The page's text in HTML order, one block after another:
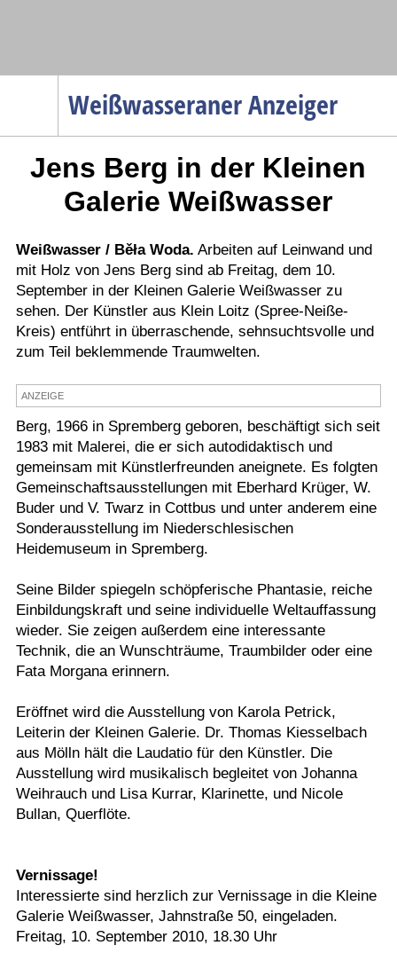
Weißwasseraner Anzeiger
Menüpunkte
Politik
Gesellschaft
Wirtschaft
Service
Verkehr
Gesundheit
Sport
Termine
Kostenlos
Jens Berg in der Kleinen
Galerie Weißwasser
Weißwasser / Běła Woda. Arbeiten auf Leinwand und
mit Holz von Jens Berg sind ab Freitag, dem 10.
September in der Kleinen Galerie Weißwasser zu
sehen. Der Künstler aus Klein Loitz (Spree-Neiße-
Kreis) entführt in überraschende, sehnsuchtsvolle und
zum Teil beklemmende Traumwelten.
ANZEIGE
Berg, 1966 in Spremberg geboren, beschäftigt sich seit
1983 mit Malerei, die er sich autodidaktisch und
gemeinsam mit Künstlerfreunden aneignete. Es folgten
Gemeinschaftsausstellungen mit Eberhard Krüger, W.
Buder und V. Twarz in Cottbus und unter anderem eine
Sonderausstellung im Niederschlesischen
Heidemuseum in Spremberg.
Seine Bilder spiegeln schöpferische Phantasie, reiche
Einbildungskraft und seine individuelle Weltauffassung
wieder. Sie zeigen außerdem eine interessante
Technik, die an Wunschträume, Traumbilder oder eine
Fata Morgana erinnern.
Eröffnet wird die Ausstellung von Karola Petrick,
Leiterin der Kleinen Galerie. Dr. Thomas Kiesselbach
aus Mölln hält die Laudatio für den Künstler. Die
Ausstellung wird musikalisch begleitet von Johanna
Weihrauch und Lisa Kurrar, Klarinette, und Nicole
Bullan, Querflöte.
Vernissage!
Interessierte sind herzlich zur Vernissage in die Kleine
Galerie Weißwasser, Jahnstraße 50, eingeladen.
Freitag, 10. September 2010, 18.30 Uhr